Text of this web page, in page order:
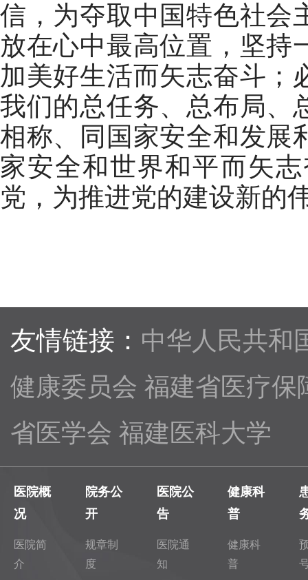
信，为夺取中国特色社会
放在心中最高位置，坚持
加美好生活而矢志奋斗；
我们的总任务、总布局、
相称、同国家安全和发展
家安全和世界和平而矢
党，为推进党的建设新的
友情链接： 中华人民共和
健康委员会 福建省医疗保
省医学会 福建医科大学
医院概
况
医院简
介
院务公
开
规章制
度
医院公
告
医院通
知
健康科
普
健康科
普